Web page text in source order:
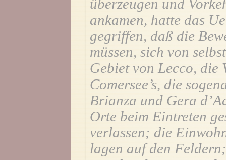
überzeugen und
ankamen, hatte das
gegriffen, daß die
müssen, sich von
Gebiet von Lecco, die
Comersee’s, die
Brianza und Gera
Orte beim Eintreten
verlassen; die
lagen auf den